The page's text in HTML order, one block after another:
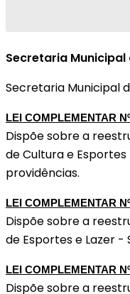
Secretaria Municipal
Secretaria Municipal
LEI COMPLEMENTAR
Dispõe sobre a
de Cultura e Esportes
providências.
LEI COMPLEMENTAR
Dispõe sobre a
de Esportes e Lazer -
LEI COMPLEMENTAR
Dispõe sobre a